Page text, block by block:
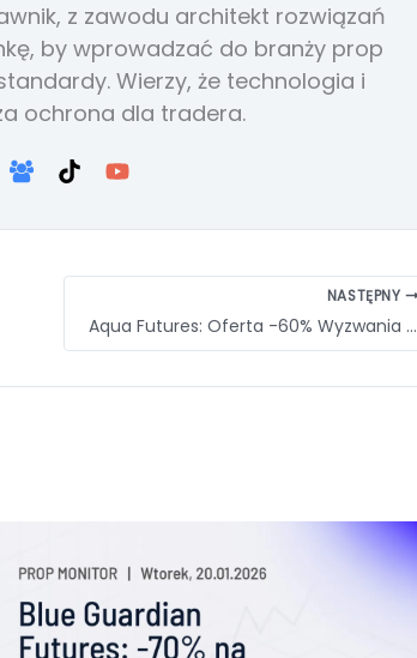
z zawodu architekt rozwiązań
by wprowadzać do branży prop
Wierzy, że technologia i
ochrona dla tradera.
NASTĘPNY
Aqua Futures: Oferta -60% Wyzwania | Prop Monitor 23.01.2026